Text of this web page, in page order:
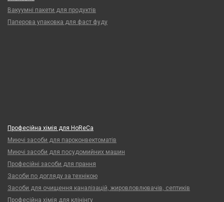
Вакуумні пакети для продуктів
Паперова упаковка для фаст фуду
Професійна хімія для HoReCa
Миючі засоби для пароконвектоматів
Миючі засоби для посудомийних машин
Професійні засоби для прання
Засоби по догляду за технікою
Засоби для очищення каналізацій, жировловлювачів, септиків
Професійна хімія для клінінгу